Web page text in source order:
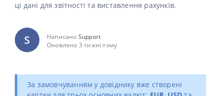
ці дані для звітності та виставлення рахунків.
S Написано Support
Оновлено 3 тижні тому
За замовчуванням у довіднику вже створені